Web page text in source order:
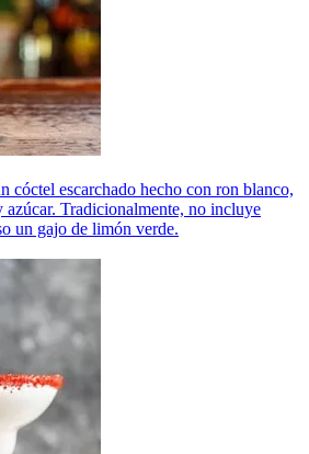
cóctel escarchado hecho con ron blanco,
Tradicionalmente, no incluye
un gajo de limón verde.